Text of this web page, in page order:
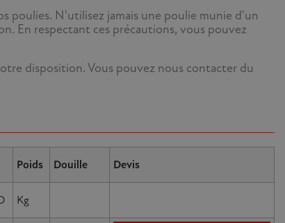
poulies. N'utilisez jamais une poulie munie d'un
En respectant ces précautions, vous pouvez
disposition. Vous pouvez nous contacter du
Poids Douille Devis
Kg